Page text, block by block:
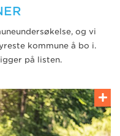
og vi
kommune å bo i.
på listen.